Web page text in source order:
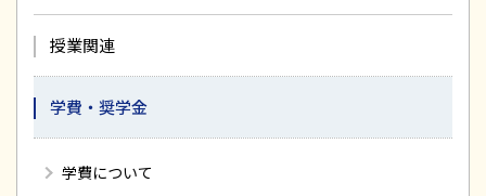
授業関連
学費・奨学金
学費について